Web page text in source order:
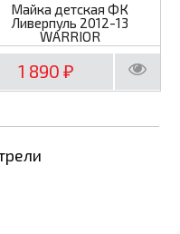
Майка детская ФК
Ливерпуль 2012-13
WARRIOR
1 890₽